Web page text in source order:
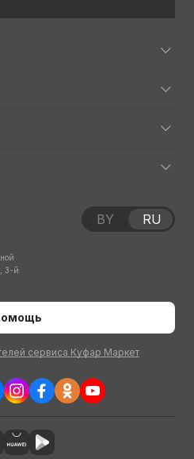
3-й
сервиса Куфар Маркет
BY RU